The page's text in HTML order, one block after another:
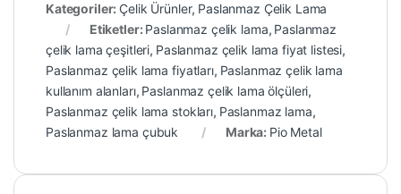
Kategoriler: Çelik Ürünler, Paslanmaz Çelik Lama
Etiketler: Paslanmaz çelik lama, Paslanmaz
çelik lama çeşitleri, Paslanmaz çelik lama fiyat listesi,
Paslanmaz çelik lama fiyatları, Paslanmaz çelik lama
kullanım alanları, Paslanmaz çelik lama ölçüleri,
Paslanmaz çelik lama stokları, Paslanmaz lama,
Paslanmaz lama çubuk
Marka: Pio Metal